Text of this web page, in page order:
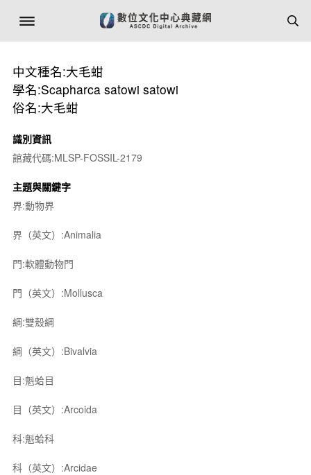
中文種名:大毛蚶
學名:Scapharca satowi satowi
俗名:大毛蚶
識別資訊
館藏代碼:MLSP-FOSSIL-2179
主題與關鍵字
界:動物界
界（英文）:Animalia
門:軟體動物門
門（英文）:Mollusca
綱:雙殼綱
綱（英文）:Bivalvia
目:魁蛤目
目（英文）:Arcoida
科:魁蛤科
科（英文）:Arcidae